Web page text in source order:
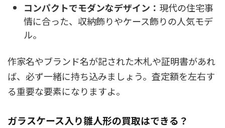
コンパクトでモダンなデザイン： 現代の住宅事
情に合った、収納飾りやケース飾りの人気モデ
ル。
作家名やブランド名が記された木札や証明書があれ
ば、必ず一緒に持ち込みましょう。査定額を左右す
る重要な要素になりますよ。
ガラスケース入り雛人形の買取はできる？